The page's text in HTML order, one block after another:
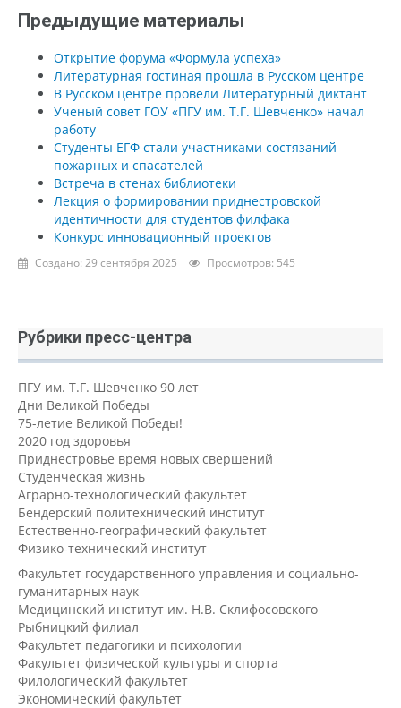
Предыдущие материалы
Открытие форума «Формула успеха»
Литературная гостиная прошла в Русском центре
В Русском центре провели Литературный диктант
Ученый совет ГОУ «ПГУ им. Т.Г. Шевченко» начал
работу
Студенты ЕГФ стали участниками состязаний
пожарных и спасателей
Встреча в стенах библиотеки
Лекция о формировании приднестровской
идентичности для студентов филфака
Конкурс инновационный проектов
Создано: 29 сентября 2025 Просмотров: 545
Рубрики пресс-центра
ПГУ им. Т.Г. Шевченко 90 лет
Дни Великой Победы
75-летие Великой Победы!
2020 год здоровья
Приднестровье время новых свершений
Студенческая жизнь
Аграрно-технологический факультет
Бендерский политехнический институт
Естественно-географический факультет
Физико-технический институт
Факультет государственного управления и социально-
гуманитарных наук
Медицинский институт им. Н.В. Склифосовского
Рыбницкий филиал
Факультет педагогики и психологии
Факультет физической культуры и спорта
Филологический факультет
Экономический факультет